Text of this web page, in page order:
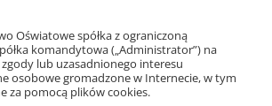
tropiciel ekscytujących planszówek
8 okazji do wykazania się sprytem,
umiejętnością planowania i
Nie każcie na siebie czekać!
Oświatowe spółka z ograniczoną
komandytowa („Administrator”) na
lub uzasadnionego interesu
osobowe gromadzone w Internecie, w tym
za pomocą plików cookies.